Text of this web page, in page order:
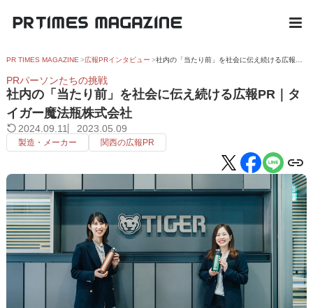
PR TIMES MAGAZINE 広報PRインタビュー
PRパーソンたちの挑戦
社内の「当たり前」を社会に伝え続ける広報PR｜タ
イガー魔法瓶株式会社
2024.09.11 2023.05.09
製造・メーカー 関西の広報PR